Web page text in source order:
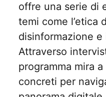
offre una serie di
temi come l’etica
disinformazione
Attraverso
programma mira
concreti per